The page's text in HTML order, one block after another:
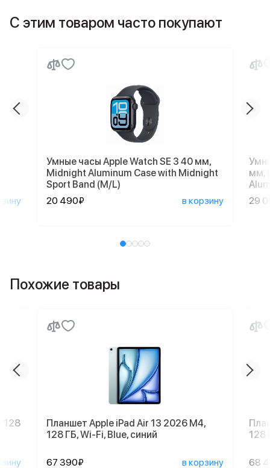
С этим товаром часто покупают
Умные часы Apple Watch SE 3 40 мм,
Midnight Aluminum Case with Midnight
Sport Band (M/L)
20 490₽
в корзину
мм,
29
Похожие товары
128
Планшет Apple iPad Air 13 2026 M4,
128 ГБ, Wi-Fi, Blue, синий
67 390₽ в корзину
128
68